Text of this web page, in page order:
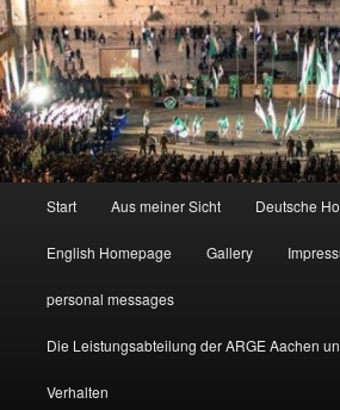
Start Aus meiner Sicht Deutsche
English Homepage Gallery
personal messages
Die Leistungsabteilung der ARGE Aachen
Verhalten